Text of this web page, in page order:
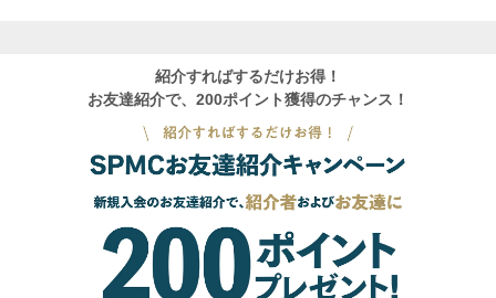
紹介すればするだけお得！
お友達紹介で、200ポイント獲得のチャンス！